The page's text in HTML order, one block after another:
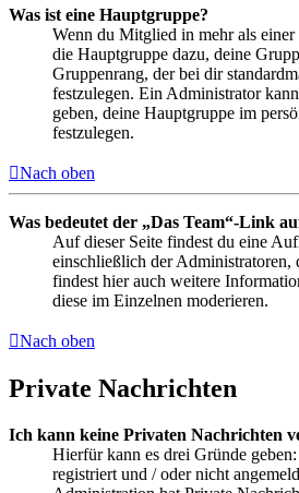
Was ist eine Hauptgruppe?
Wenn du Mitglied in mehr als
die Hauptgruppe dazu, deine
Gruppenrang, der bei dir
festzulegen. Ein Administrator
geben, deine Hauptgruppe im
festzulegen.
Nach oben
Was bedeutet der „Das Team“-Link
Auf dieser Seite findest du eine
einschließlich der Administratoren,
findest hier auch weitere
diese im Einzelnen moderieren.
Nach oben
Private Nachrichten
Ich kann keine Privaten Nachrichten
Hierfür kann es drei Gründe
registriert und / oder nicht